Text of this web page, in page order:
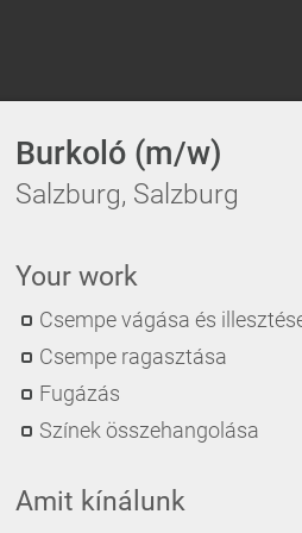
Burkoló (m/w)
Salzburg, Salzburg
Your work
Csempe vágása és
Csempe ragasztása
Fugázás
Színek összehangolása
Amit kínálunk